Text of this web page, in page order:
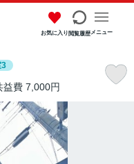
お気に入り閲覧履歴メニュー
3
益費 7,000円